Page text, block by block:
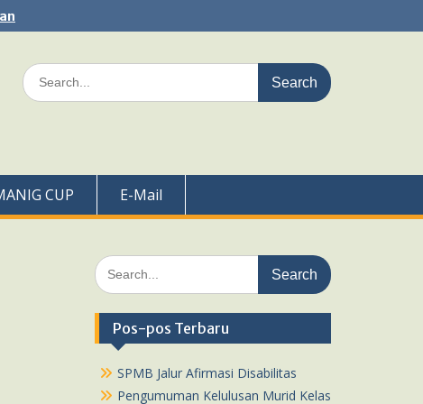
Search
for:
CUP E-Mail
Search
for:
Pos-pos Terbaru
SPMB Jalur Afirmasi Disabilitas
Pengumuman Kelulusan Murid Kelas